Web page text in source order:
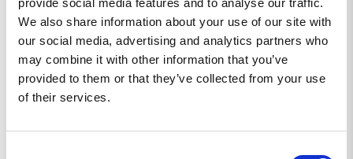
We also share information about your use of our site with
our social media, advertising and analytics partners who
may combine it with other information that you’ve
provided to them or that they’ve collected from your use
of their services.
SE
JUST!!!
Då jag beställde sent... så kommer den att klä mig väldigt
bra kommande jul.